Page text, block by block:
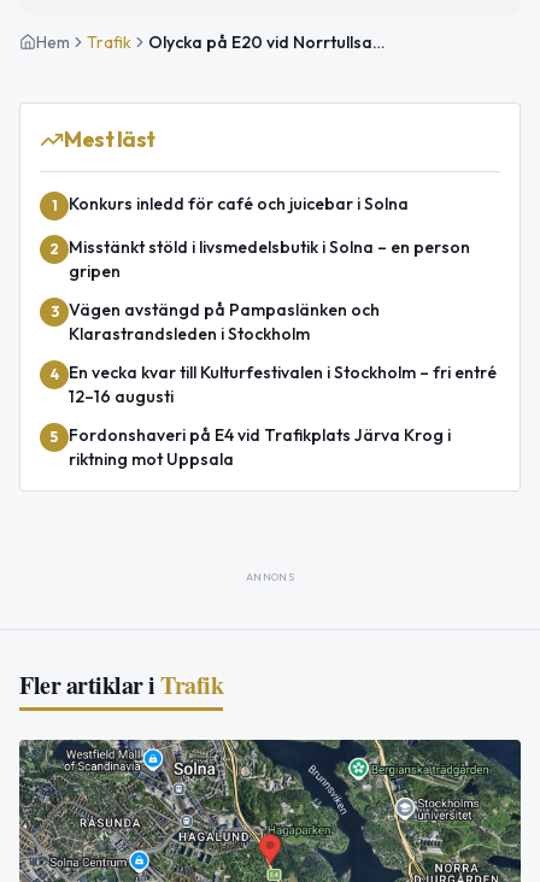
Hem Trafik Olycka på E20 vid Norrtullsavfarten med stor påverkan
Mest läst
1 Konkurs inledd för café och juicebar i Solna
2
Misstänkt stöld i livsmedelsbutik i Solna – en person
gripen
3 Vägen avstängd på Pampaslänken och
Klarastrandsleden i Stockholm
4
En vecka kvar till Kulturfestivalen i Stockholm – fri entré
12–16 augusti
5
Fordonshaveri på E4 vid Trafikplats Järva Krog i
riktning mot Uppsala
ANNONS
Fler artiklar iTrafik